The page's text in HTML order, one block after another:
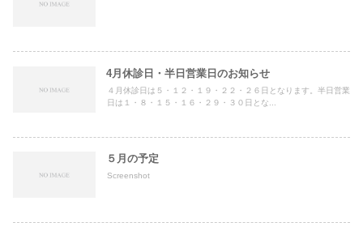
4月休診日・半日営業日のお知らせ
４月休診日は５・１２・１９・２２・２６日となります。半日営業
日は１・８・１５・１６・２９・３０日とな...
５月の予定
Screenshot